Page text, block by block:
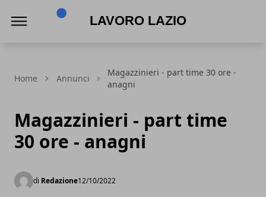
Home Annunci
Magazzinieri - part time 30 ore -
anagni
Magazzinieri - part time
30 ore - anagni
di Redazione12/10/2022